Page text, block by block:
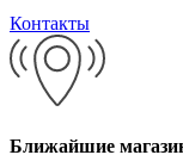
Контакты
Ближайшие